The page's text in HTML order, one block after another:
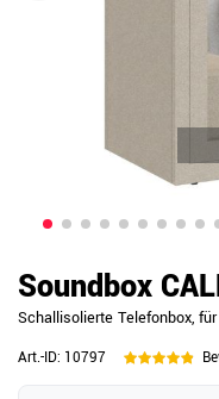
Soundbox
Schallisolierte Telefonbox,
Art.-ID: 10797